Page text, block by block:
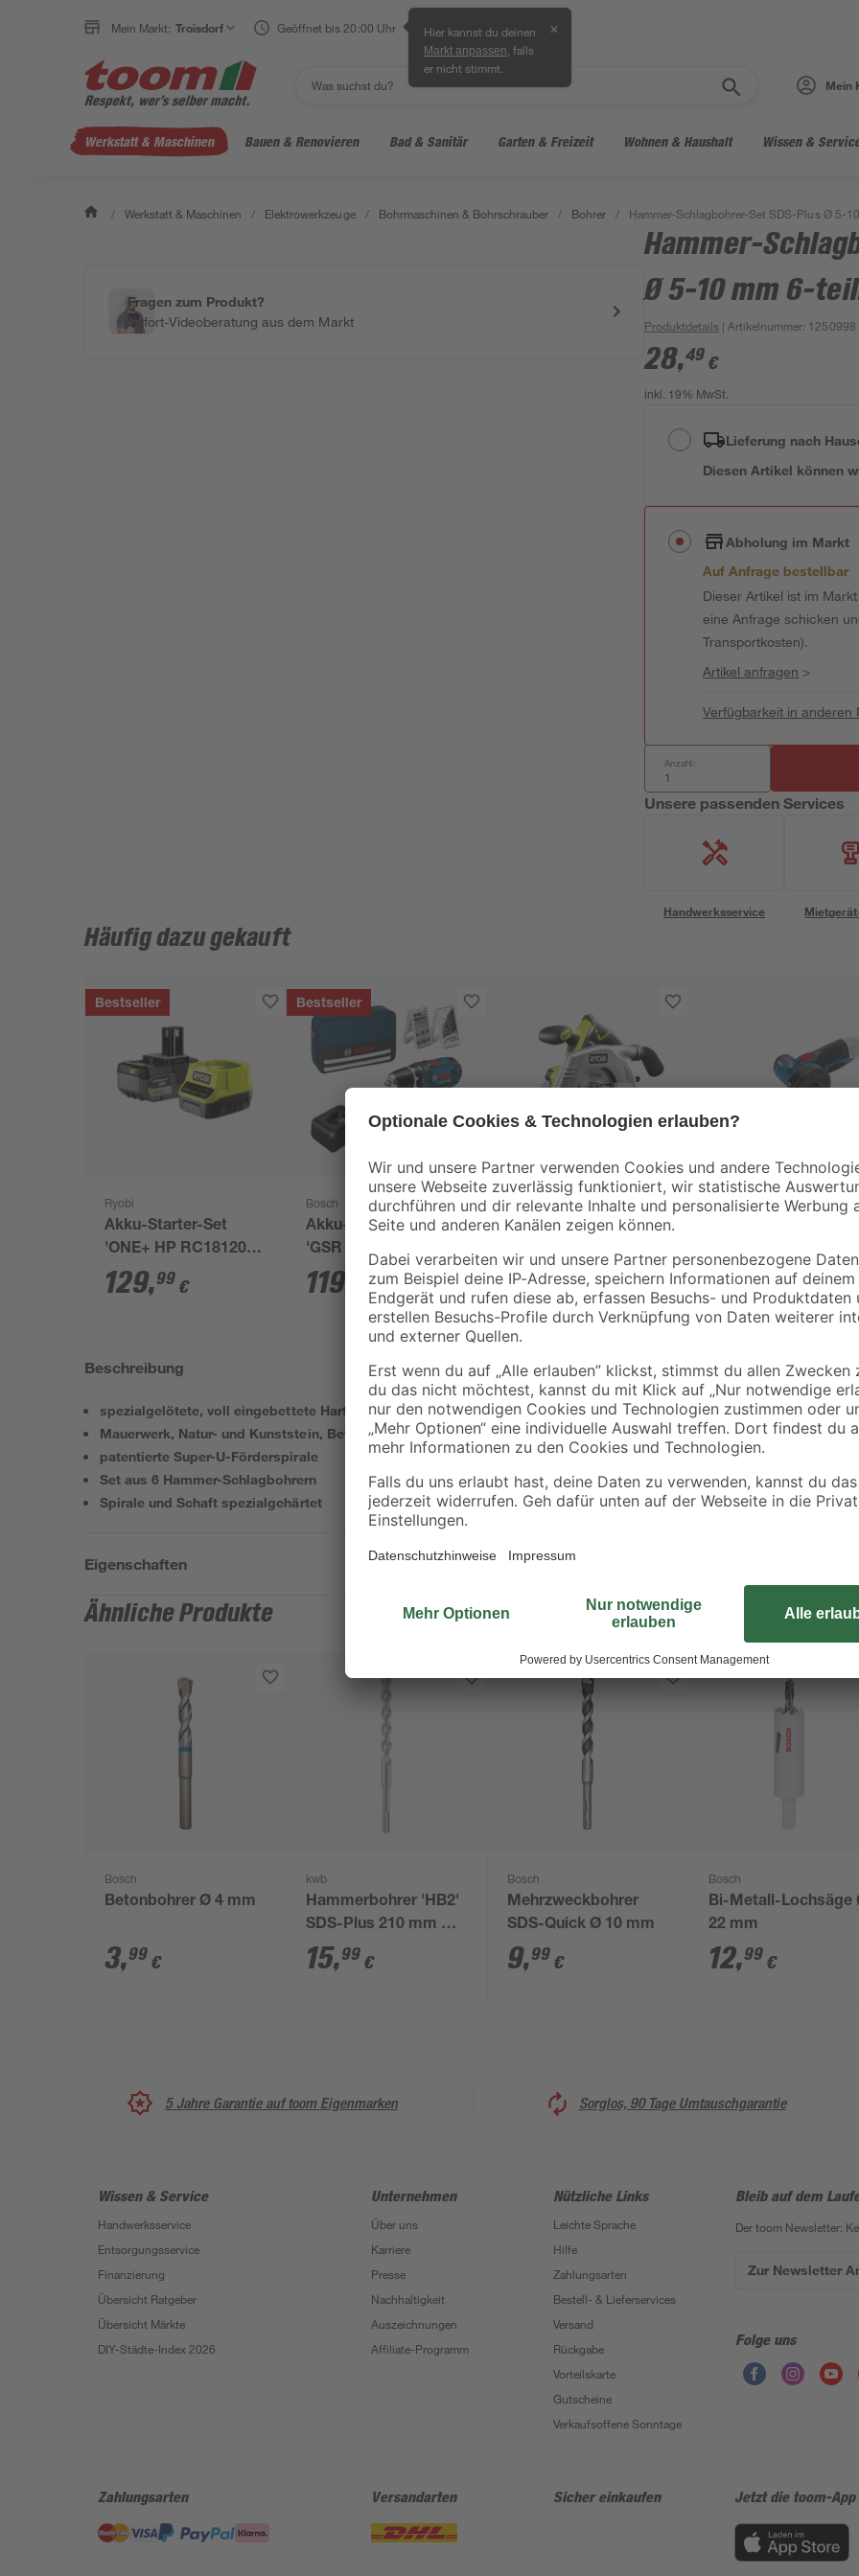
Mein Markt: Troisdorf Geöffnet bis 20:00 Uhr Hier kannst du deinen
Markt anpassen , falls
er nicht stimmt.
✕
Mein
Werkstatt & Maschinen Bauen & Renovieren Bad & Sanitär Garten & Freizeit Wohnen & Haushalt Wissen &
/ Werkstatt & Maschinen / Elektrowerkzeuge / Bohrmaschinen & Bohrschrauber / Bohrer / Hammer-Schlagbohrer-Set SDS-Plus Ø 5-
Fragen zum Produkt?
Sofort-Videoberatung aus dem Markt
Hammer-
Ø 5-10 mm 6-
Produktdetails | Artikelnummer: 1250998
28,49 €
inkl. 19% MwSt.
Lieferung nach
Diesen Artikel können
Abholung im Markt
Auf Anfrage bestellbar
Dieser Artikel ist im
eine Anfrage schicken
Transportkosten).
Artikel anfragen >
Verfügbarkeit in anderen
Anzahl:
Unsere passenden Services
Handwerksservice
Häufig dazu gekauft
Bestseller
Ryobi
Akku-Starter-Set
'ONE+ HP RC18120-
150X' 18 V 5,0 Ah mit
Akku und Ladegerät
129,99 €
Bestseller
Bosch
Akku-Bohrschrauber
'GSR 12V-15
Professional' mit 2
Akkus, Tasche und
Zubehörset
119 99€
Ryobi
Akku-Handkreissäge
Akku, Ø 165 mm
99,99€
Bosch
Professional' 12 V
ohne Akku
119,99 €
Beschreibung
spezialgelötete, voll eingebettete Hartmetallplatte
Mauerwerk, Natur- und Kunststein, Beton, Granit
patentierte Super-U-Förderspirale
Set aus 6 Hammer-Schlagbohrern
Spirale und Schaft spezialgehärtet
Eigenschaften
Ähnliche Produkte
Bosch
Betonbohrer Ø 4 mm
3,99 €
kwb
Hammerbohrer 'HB2'
SDS-Plus 210 mm Ø
16 mm
15,99 €
Bosch
Mehrzweckbohrer
SDS-Quick Ø 10 mm
9,99 €
Bosch
Bi-Metall-Lochsäge
22 mm
12,99 €
5 Jahre Garantie auf toom Eigenmarken Sorglos, 90 Tage Umtauschgarantie
Wissen & Service
Handwerksservice
Entsorgungsservice
Finanzierung
Übersicht Ratgeber
Übersicht Märkte
DIY-Städte-Index 2026
Unternehmen
Über uns
Karriere
Presse
Nachhaltigkeit
Auszeichnungen
Affiliate-Programm
Nützliche Links
Leichte Sprache
Hilfe
Zahlungsarten
Bestell- & Lieferservices
Versand
Rückgabe
Vorteilskarte
Gutscheine
Verkaufsoffene Sonntage
Bleib auf dem
Der toom Newsletter:
Zur Newsletter
Folge uns
Zahlungsarten Versandarten Sicher einkaufen Jetzt die toom-